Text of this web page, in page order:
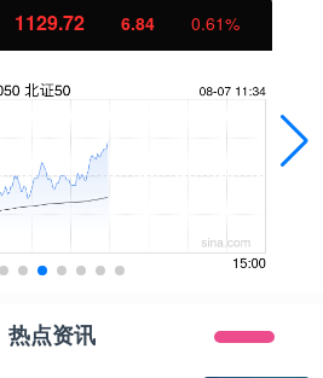
1129.72 6.84 0.61%
热点资讯